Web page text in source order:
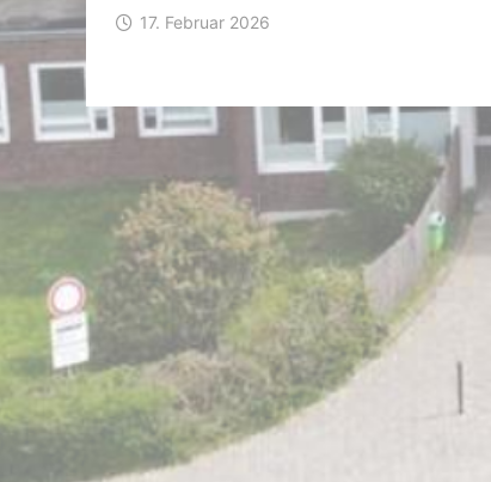
17. Februar 2026